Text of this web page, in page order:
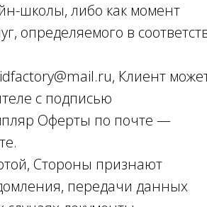
школы, либо как момент
определяемого в
Клиент
с подписью
Оферты по почте —
Стороны признают
передачи данных